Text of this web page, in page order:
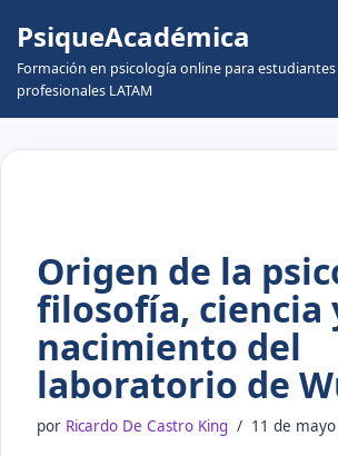
Skip
to
content
PsiqueAcadémica
Formación en psicología online para estudiantes
profesionales LATAM
Origen de la
filosofía, ciencia
nacimiento del
laboratorio de
por Ricardo De Castro King 11 de